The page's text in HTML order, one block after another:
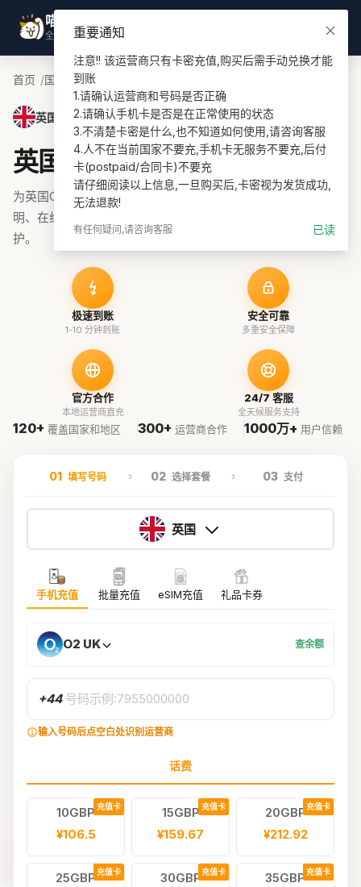
喵喵游全球
全球话费充值专家
首页 国家 英国话费充值
英国 · O2 UK
英国O2 UK话费充值
为英国O2 UK号码充值话费、流量或套餐，支持余额查询说
明、在线支付和订单协助，适合 prepaid 续费与海外号码维
护。
极速到账
1-10 分钟到账
安全可靠
多重安全保障
官方合作
本地运营商直充
24/7 客服
全天候服务支持
120+ 覆盖国家和地区 300+ 运营商合作 1000万+ 用户信赖
01 填写号码 02 选择套餐 03 支付
英国
手机充值 批量充值 eSIM充值 礼品卡券
O2 UK 查余额
+44 号码示例:7955000000
输入号码后点空白处识别运营商
话费
充值卡
10GBP
¥106.5
充值卡
15GBP
¥159.67
充值卡
20GBP
¥212.92
充值卡
25GBP
充值卡
30GBP
充值卡
35GBP
重要通知
注意!! 该运营商只有卡密充值,购买后需手动兑换才能
到账
1.请确认运营商和号码是否正确
2.请确认手机卡是否是在正常使用的状态
3.不清楚卡密是什么,也不知道如何使用,请咨询客服
4.人不在当前国家不要充,手机卡无服务不要充,后付
卡(postpaid/合同卡)不要充
请仔细阅读以上信息,一旦购买后,卡密视为发货成功,
无法退款!
有任何疑问,请咨询客服 已读